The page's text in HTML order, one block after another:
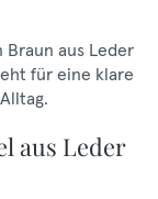
Braun aus Leder
für eine klare
aus Leder